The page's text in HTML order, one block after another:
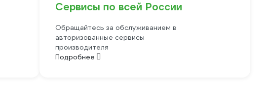
Сервисы по всей России
Обращайтесь за обслуживанием в
авторизованные сервисы
производителя
Подробнее